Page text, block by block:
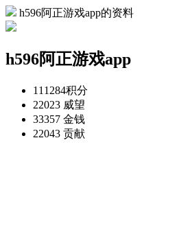
h596阿正游戏app的资料
h596阿正游戏app
111284积分
22023 威望
33357 金钱
22043 贡献